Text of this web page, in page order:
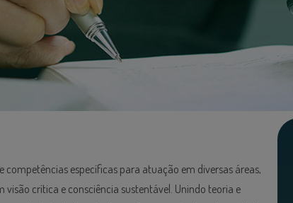
competências específicas para atuação em diversas áreas,
crítica e consciência sustentável. Unindo teoria e